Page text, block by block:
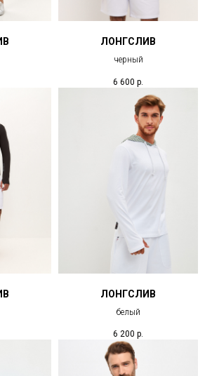
ЛОНГСЛИВ
черный
6 600 р.
ЛОНГСЛИВ
белый
6 200 р.